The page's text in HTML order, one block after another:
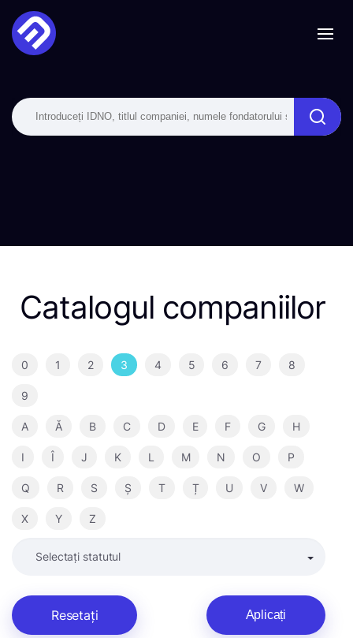
Catalogul companiilor
0 1 2 3 4 5 6 7 8
9
A Ă B C D E F G H
I Î J K L M N O P
Q R S Ș T Ț U V W
X Y Z
Resetați Aplicați